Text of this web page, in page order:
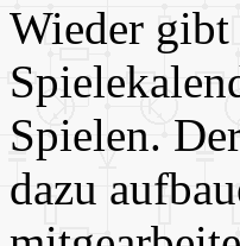
Wieder
Spielen.
dazu